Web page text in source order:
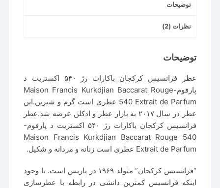
توضیحات
نظرات (2)
توضیحات
عطر فرانسیس کرکجان باکارات رژ ۵۴۰ اکستریت د
پارفوم-Maison Francis Kurkdjian Baccarat Rouge
540 Extrait de Parfum عطری است گرم و شیرین.این
عطر در سال ۲۰۱۷ به بازار عطر و ادکلن عرضه شد.عطر
فرانسیس کرکجان باکارات رژ ۵۴۰ اکستریت د پارفوم-
Maison Francis Kurkdjian Baccarat Rouge 540
Extrait de Parfum عطری است زنانه و مردانه و شکیل.
“فرانسیس کرکجان” متولد ۱۹۶۹ در پاریس است. با وجود
اینکه فرانسیس کمترین دانشی در رابطه با عطرسازی